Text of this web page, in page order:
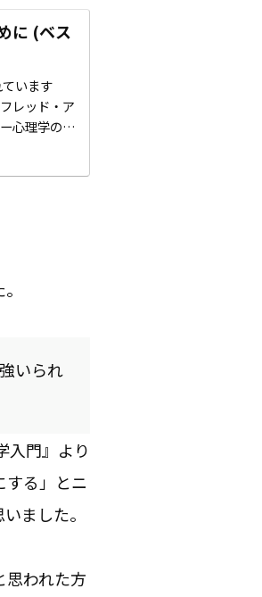
に (ベス
います
レッド・ア
心理学の見
いられ
入門』より
する」とニ
ました。
思われた方